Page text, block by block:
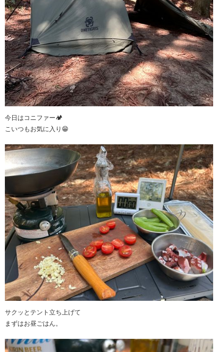
今日はコニファー🏕️
こいつもお気に入り😁
サクッとテント立ち上げて
まずはお昼ごはん。